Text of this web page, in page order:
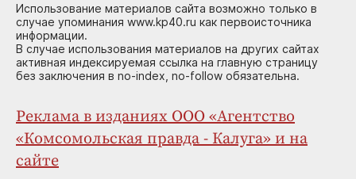
Использование материалов сайта возможно только в
случае упоминания www.kp40.ru как первоисточника
информации.
В случае использования материалов на других сайтах
активная индексируемая ссылка на главную страницу
без заключения в no-index, no-follow обязательна.
Реклама в изданиях ООО «Агентство
«Комсомольская правда - Калуга» и на
сайте